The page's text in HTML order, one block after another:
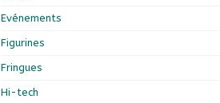
Evénements
Figurines
Fringues
Hi-tech